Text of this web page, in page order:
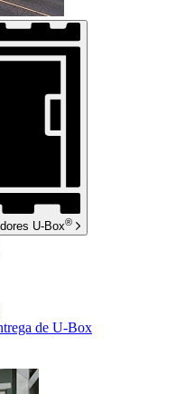
U-Box®
de U-Box